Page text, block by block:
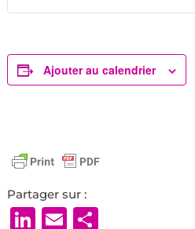
Ajouter au calendrier
Partager sur :
LinkedIn
EmailPartager